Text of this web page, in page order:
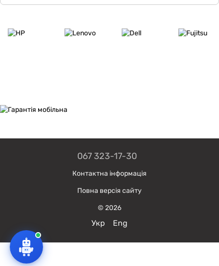
067 323-17-30
Контактна інформація
Повна версія сайту
© 2026
Укр Eng